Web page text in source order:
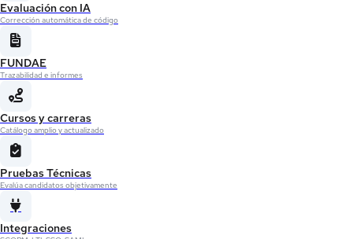
Evaluación con IA
Corrección automática de código
FUNDAE
Trazabilidad e informes
Cursos y carreras
Catálogo amplio y actualizado
Pruebas Técnicas
Evalúa candidatos objetivamente
Integraciones